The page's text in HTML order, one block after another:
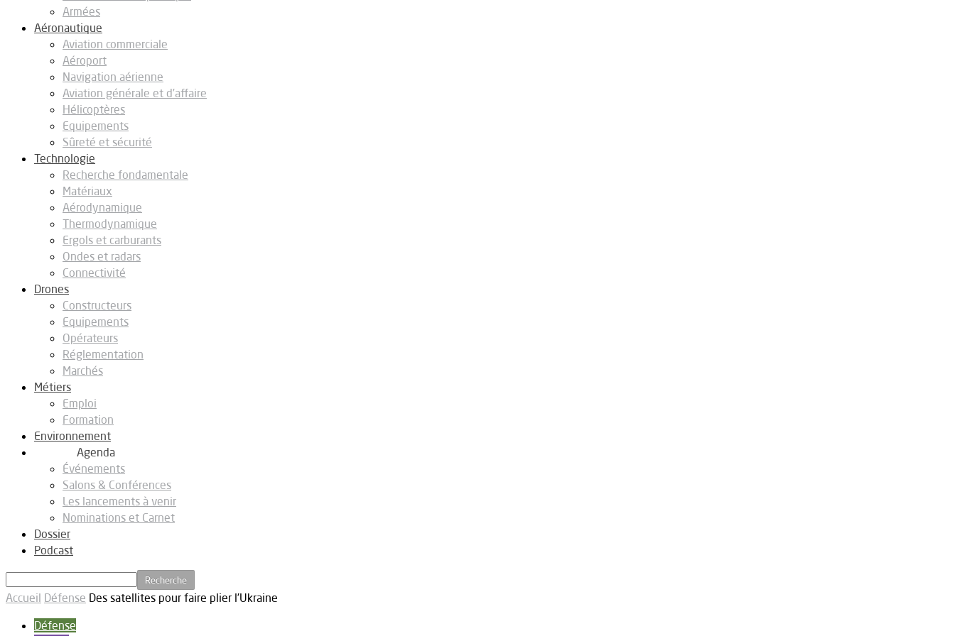
Armées
Aéronautique
Aviation commerciale
Aéroport
Navigation aérienne
Aviation générale et d’affaire
Hélicoptères
Equipements
Sûreté et sécurité
Technologie
Recherche fondamentale
Matériaux
Aérodynamique
Thermodynamique
Ergols et carburants
Ondes et radars
Connectivité
Drones
Constructeurs
Equipements
Opérateurs
Réglementation
Marchés
Métiers
Emploi
Formation
Environnement
Agenda
Événements
Salons & Conférences
Les lancements à venir
Nominations et Carnet
Dossier
Podcast
Accueil Défense Des satellites pour faire plier l’Ukraine
Défense